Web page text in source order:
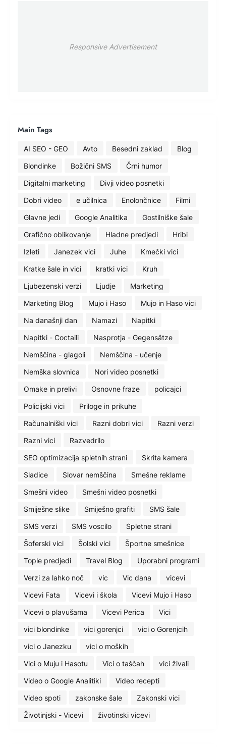
Responsive Advertisement
Main Tags
AI SEO - GEO Avto Besedni zaklad
Blog
Blondinke
Božični SMS
Črni humor
Digitalni marketing
Divji video posnetki
Dobri video
e učilnica Enolončnice
Filmi
Glavne jedi
Google Analitika
Gostilniške šale
Grafično oblikovanje
Hladne predjedi
Hribi
Izleti
Janezek vici Juhe
Kmečki vici
Kratke šale in vici
kratki vici
Kruh
Ljubezenski verzi
Ljudje
Marketing
Marketing Blog
Mujo i Haso
Mujo in Haso vici
Na današnji dan
Namazi
Napitki
Napitki - Coctaili
Nasprotja - Gegensätze
Nemščina - glagoli
Nemščina - učenje
Nemška slovnica
Nori video posnetki
Omake in prelivi
Osnovne fraze
policajci
Policijski vici
Priloge in prikuhe
Računalniški vici
Razni dobri vici
Razni verzi
Razni vici
Razvedrilo
SEO optimizacija spletnih strani
Skrita kamera
Sladice
Slovar nemščina
Smešne reklame
Smešni video
Smešni video posnetki
Smiješne slike
Smiješno grafiti
SMS šale
SMS verzi
SMS voscilo
Spletne strani
Šoferski vici
Šolski vici
Športne smešnice
Tople predjedi
Travel Blog
Uporabni programi
Verzi za lahko noč
vic Vic dana
vicevi
Vicevi Fata
Vicevi i škola
Vicevi Mujo i Haso
Vicevi o plavušama
Vicevi Perica
Vici
vici blondinke
vici gorenjci
vici o Gorenjcih
vici o Janezku
vici o moških
Vici o Muju i Hasotu
Vici o taščah
vici živali
Video o Google Analitiki
Video recepti
Video spoti
zakonske šale
Zakonski vici
Životinjski - Vicevi
životinski vicevi